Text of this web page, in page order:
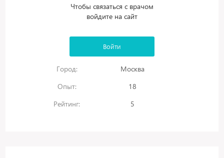
Чтобы связаться с врачом
войдите на сайт
Войти
Город:
Москва
Опыт:
18
Рейтинг:
5